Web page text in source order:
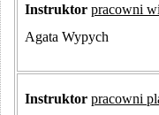
Instruktor pracowni
Agata Wypych
Instruktor pracowni